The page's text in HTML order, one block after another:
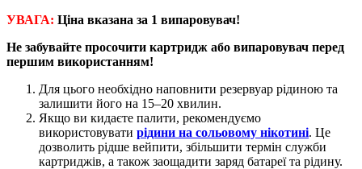
УВАГА: Ціна вказана за 1 випаровувач!
Не забувайте просочити картридж або випаровувач перед
першим використанням!
Для цього необхідно наповнити резервуар рідиною та
залишити його на 15–20 хвилин.
Якщо ви кидаєте палити, рекомендуємо
використовувати рідини на сольовому нікотині. Це
дозволить рідше вейпити, збільшити термін служби
картриджів, а також заощадити заряд батареї та рідину.